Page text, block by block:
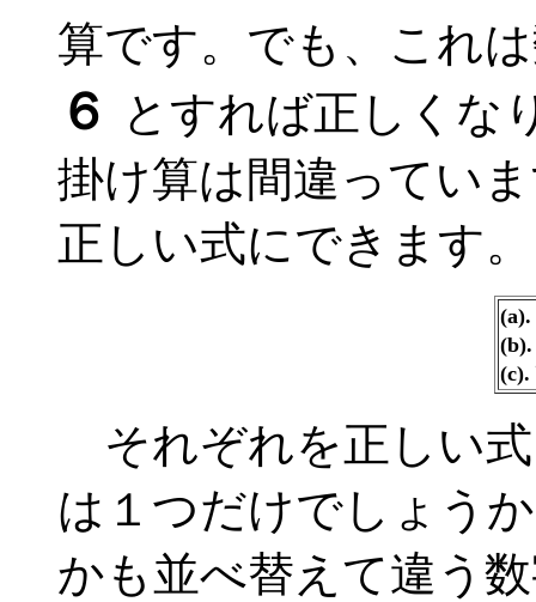
算です。でも、これ
６ とすれば正しくな
掛け算は間違ってい
正しい式にできます。
(c).
それぞれを正しい
は１つだけでしょう
かも並べ替えて違う